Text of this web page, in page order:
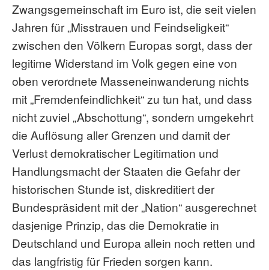
Zwangsgemeinschaft im Euro ist, die seit vielen
Jahren für „Misstrauen und Feindseligkeit“
zwischen den Völkern Europas sorgt, dass der
legitime Widerstand im Volk gegen eine von
oben verordnete Masseneinwanderung nichts
mit „Fremdenfeindlichkeit“ zu tun hat, und dass
nicht zuviel „Abschottung“, sondern umgekehrt
die Auflösung aller Grenzen und damit der
Verlust demokratischer Legitimation und
Handlungsmacht der Staaten die Gefahr der
historischen Stunde ist, diskreditiert der
Bundespräsident mit der „Nation“ ausgerechnet
dasjenige Prinzip, das die Demokratie in
Deutschland und Europa allein noch retten und
das langfristig für Frieden sorgen kann.